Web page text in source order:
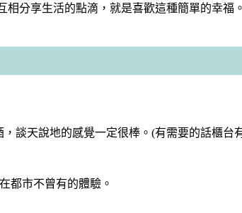
分享生活的點滴，就是喜歡這種簡單的幸福。
談天說地的感覺一定很棒。(有需要的話櫃台
都市不曾有的體驗。